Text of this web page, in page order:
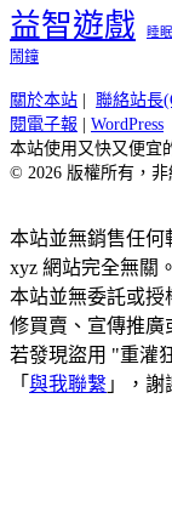
益智遊戲 睡
鬧鐘
關於本站 聯絡站長
閱電子報
WordPress
本站使用又快又便宜
© 2026 版權所有，
本站並無銷售任何
xyz 網站完全無關。
本站並無委託或授
修買賣、宣傳推廣
若發現盜用 "重灌
「 與我聯繫 」，謝